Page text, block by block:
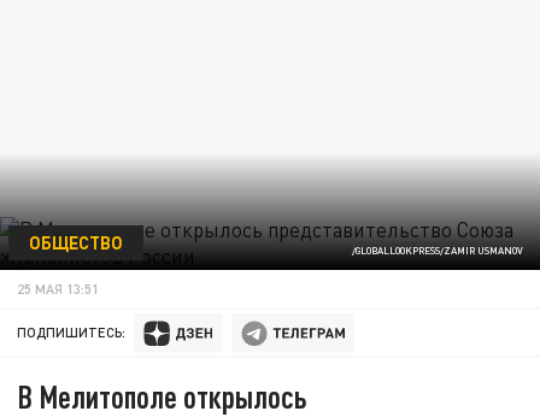
/GLOBALLOOKPRESS/ZAMIR USMANOV
ОБЩЕСТВО
25 МАЯ 13:51
ПОДПИШИТЕСЬ:
В Мелитополе открылось